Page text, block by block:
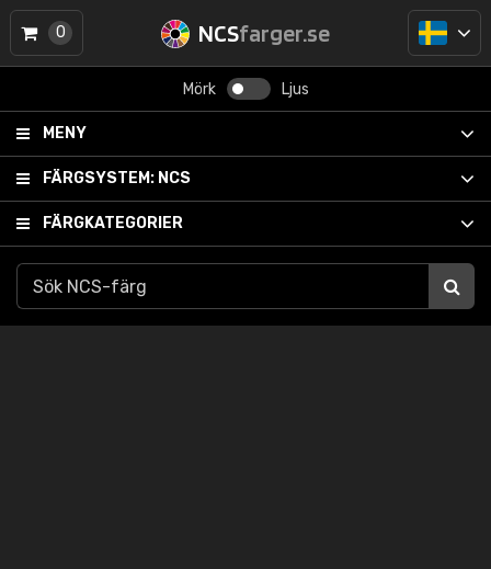
NCSfarger.se
Mörk Ljus
MENY
FÄRGSYSTEM: NCS
FÄRGKATEGORIER
0